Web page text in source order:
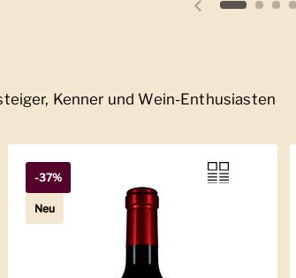
Vorherige Folie
Kenner und Wein-Enthusiasten
-37%
Neu